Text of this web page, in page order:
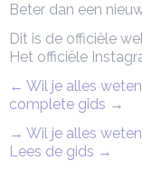
Beter dan een
Dit is de officiële
Het officiële
← Wil je alles
complete gids →
→ Wil je alles
Lees de gids →